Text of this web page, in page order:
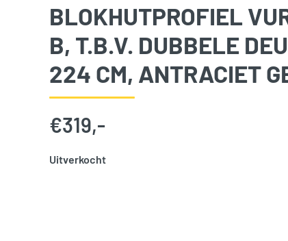
BLOKHUTPROFIEL
B, T.B.V. DUBBELE
224 CM, ANTRACIET
€319,-
Uitverkocht